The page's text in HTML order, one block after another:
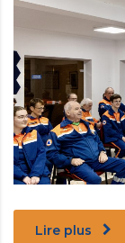
Lire plus